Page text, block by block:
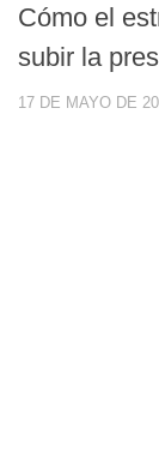
Cómo el
subir la
17 DE MAYO DE